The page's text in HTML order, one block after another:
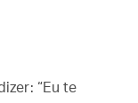
“Eu te